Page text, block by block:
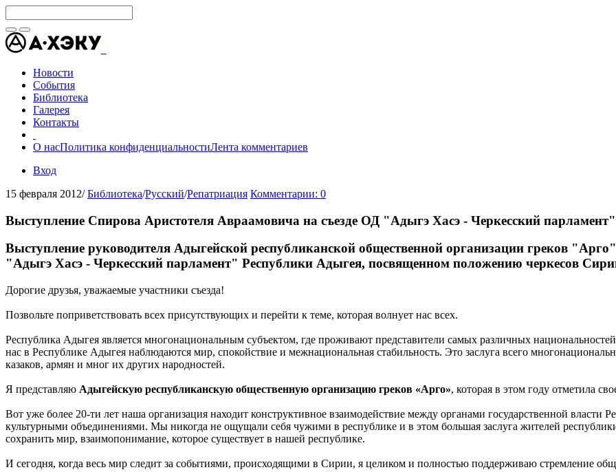
Новости
События
Библиотека
Галерея
Контакты
О насПолитика конфиденциальностиЛента комментариев
Вход
15 февраля 2012/ Библиотека/Русский/Репатриация Комментарии: 0
Выступление Спирова Аристотеля Авраамовича на съезде ОД "Адыгэ Хасэ - Черкесский
Выступление руководителя Адыгейской республиканской общественной организации греков
"Адыгэ Хасэ - Черкесский парламент" Республики Адыгея, посвященном положению черкесов
Дорогие друзья, уважаемые участники съезда!
Позвольте поприветствовать всех присутствующих и перейти к теме, которая волнует нас всех.
Республика Адыгея является многонациональным субъектом, где проживают представители самых различных
нас в Республике Адыгея наблюдаются мир, спокойствие и межнациональная стабильность. Это заслуга всего
казаков, армян и мног их других народностей.
Я представляю Адыгейскую республиканскую общественную организацию греков «Арго», которая в этом году отметила
Вот уже более 20-ти лет наша организация находит конструктивное взаимодействие между органами государственной
культурными объединениями. Мы никогда не ощущали себя чужими в республике и в этом большая заслуга жителей
сохранить мир, взаимопонимание, которое существует в нашей республике.
И сегодня, когда весь мир следит за событиями, происходящими в Сирии, я целиком и полностью поддерживаю стремление